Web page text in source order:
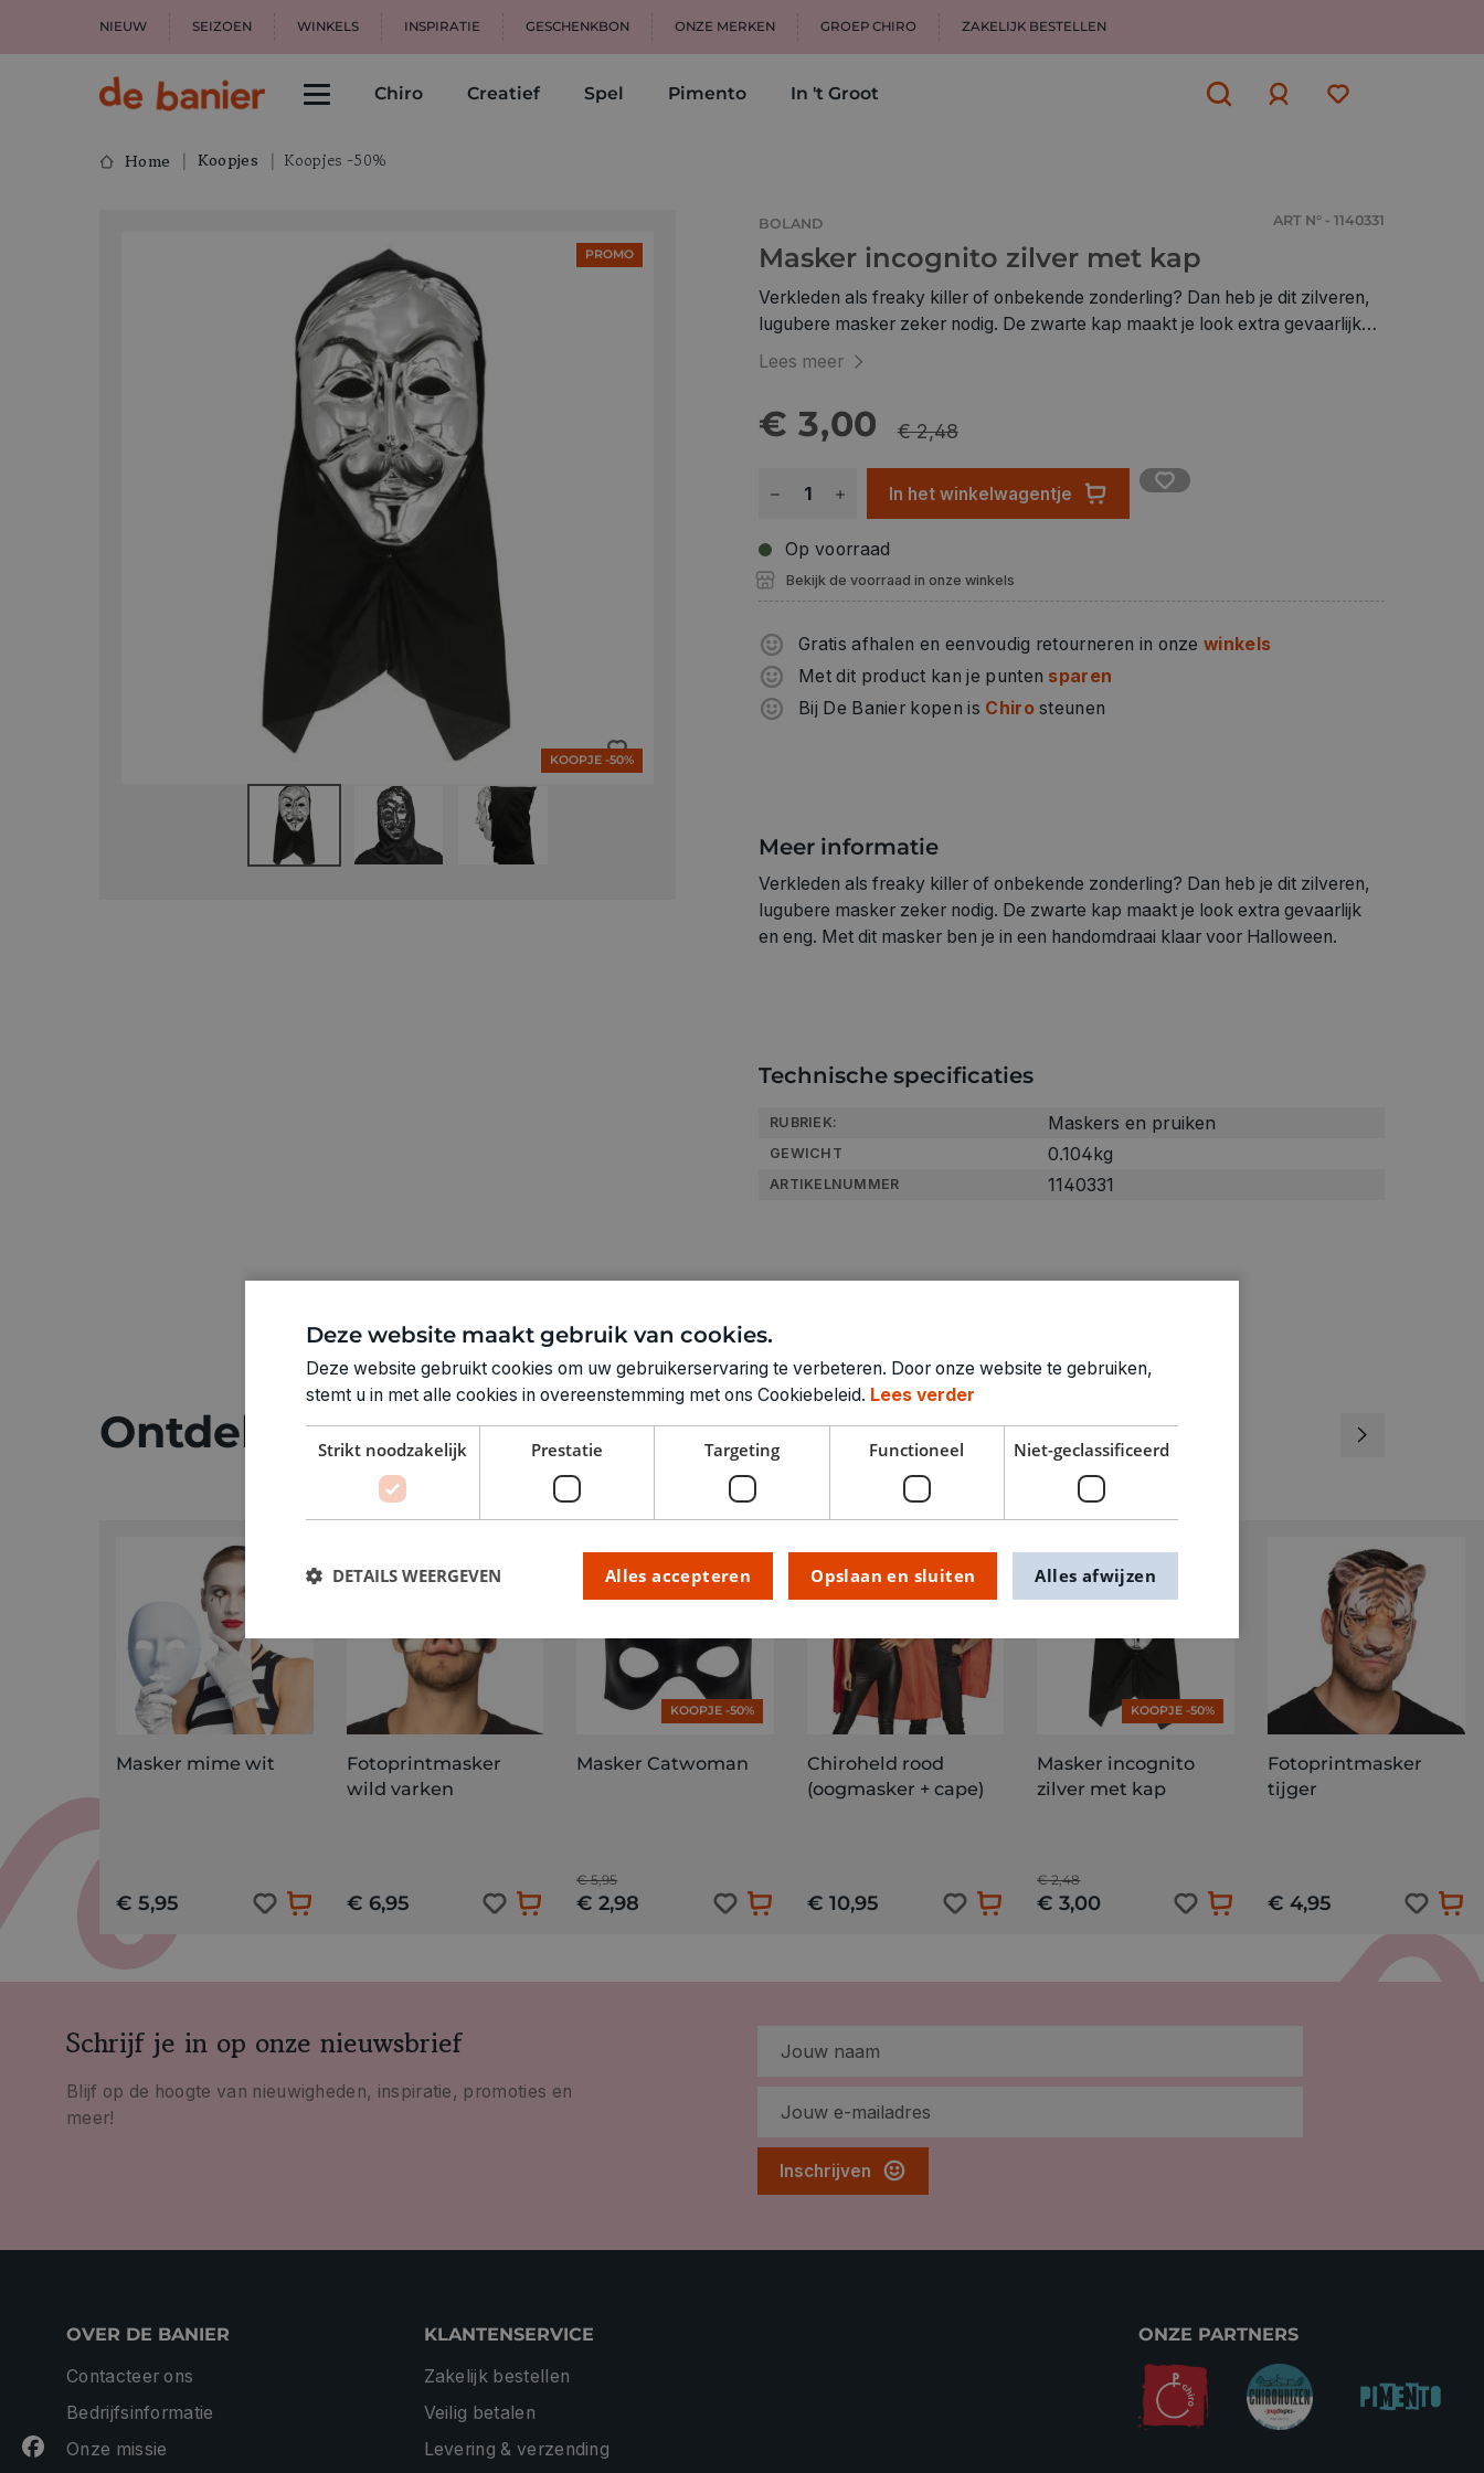
NIEUW SEIZOEN WINKELS INSPIRATIE GESCHENKBON ONZE MERKEN GROEP CHIRO ZAKELIJK BESTELLEN
Chiro Creatief Spel Pimento In 't Groot
Home Koopjes Koopjes -50%
PROMO
KOOPJE -50%
BOLAND ART N° - 1140331
Masker incognito zilver met kap
Verkleden als freaky killer of onbekende zonderling? Dan heb je dit zilveren,
lugubere masker zeker nodig. De zwarte kap maakt je look extra gevaarlijk
en eng. Met dit masker ben je in een handomdraai klaar voor Halloween.
Lees meer
€ 3,00 € 2,48
In het winkelwagentje
Op voorraad
Bekijk de voorraad in onze winkels
Gratis afhalen en eenvoudig retourneren in onzewinkels
Met dit product kan je punten sparen
Bij De Banier kopen is Chirosteunen
Meer informatie
Verkleden als freaky killer of onbekende zonderling? Dan heb je dit zilveren,
lugubere masker zeker nodig. De zwarte kap maakt je look extra gevaarlijk
en eng. Met dit masker ben je in een handomdraai klaar voor Halloween.
Technische specificaties
RUBRIEK: Maskers en pruiken
GEWICHT 0.104kg
ARTIKELNUMMER 1140331
Ontdek meer
Masker mime wit
€ 5,95
Fotoprintmasker
wild varken
€ 6,95
KOOPJE -50%
Masker Catwoman
€ 5,95
€ 2,98
Chiroheld rood
(oogmasker + cape)
€ 10,95
KOOPJE -50%
Masker incognito
zilver met kap
€ 2,48
€ 3,00
Fotoprintmasker
tijger
€ 4,95
Schrijf je in op onze nieuwsbrief
Blijf op de hoogte van nieuwigheden, inspiratie, promoties en
meer!
Inschrijven
OVER DE BANIER
Contacteer ons
Bedrijfsinformatie
Onze missie
KLANTENSERVICE
Zakelijk bestellen
Veilig betalen
Levering & verzending
ONZE PARTNERS
Deze website maakt gebruik van cookies.
Deze website gebruikt cookies om uw gebruikerservaring te verbeteren. Door onze website te gebruiken,
stemt u in met alle cookies in overeenstemming met ons Cookiebeleid. Lees verder
Strikt noodzakelijk Prestatie Targeting Functioneel Niet-geclassificeerd
Opslaan en sluiten
Alles accepteren Alles afwijzen
DETAILS WEERGEVEN